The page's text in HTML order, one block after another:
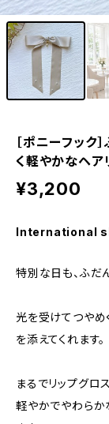
［ポニーフッ
く軽やかなヘア
¥3,200
International
特別な日も、ふだ
光を受けてつやめ
を添えてくれます。
まるでリップグロ
軽やかでやわらか